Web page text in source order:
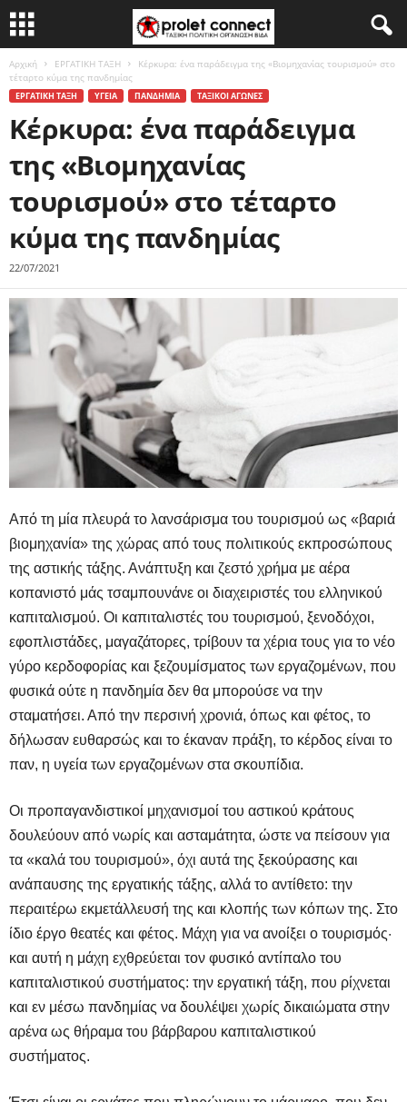
Αρχική ΕΡΓΑΤΙΚΗ ΤΑΞΗ
Κέρκυρα: ένα παράδειγμα της «Βιομηχανίας τουρισμού» στο
τέταρτο κύμα της πανδημίας
ΕΡΓΑΤΙΚΗ ΤΑΞΗ ΥΓΕΙΑ ΠΑΝΔΗΜΙΑ ΤΑΞΙΚΟΙ ΑΓΩΝΕΣ
Κέρκυρα: ένα παράδειγμα
της «Βιομηχανίας
τουρισμού» στο τέταρτο
κύμα της πανδημίας
22/07/2021
Από τη μία πλευρά το λανσάρισμα του τουρισμού ως «βαριά
βιομηχανία» της χώρας από τους πολιτικούς εκπροσώπους
της αστικής τάξης. Ανάπτυξη και ζεστό χρήμα με αέρα
κοπανιστό μάς τσαμπουνάνε οι διαχειριστές του ελληνικού
καπιταλισμού. Οι καπιταλιστές του τουρισμού, ξενοδόχοι,
εφοπλιστάδες, μαγαζάτορες, τρίβουν τα χέρια τους για το νέο
γύρο κερδοφορίας και ξεζουμίσματος των εργαζομένων, που
φυσικά ούτε η πανδημία δεν θα μπορούσε να την
σταματήσει. Από την περσινή χρονιά, όπως και φέτος, το
δήλωσαν ευθαρσώς και το έκαναν πράξη, το κέρδος είναι το
παν, η υγεία των εργαζομένων στα σκουπίδια.
Οι προπαγανδιστικοί μηχανισμοί του αστικού κράτους
δουλεύουν από νωρίς και ασταμάτητα, ώστε να πείσουν για
τα «καλά του τουρισμού», όχι αυτά της ξεκούρασης και
ανάπαυσης της εργατικής τάξης, αλλά το αντίθετο: την
περαιτέρω εκμετάλλευσή της και κλοπής των κόπων της. Στο
ίδιο έργο θεατές και φέτος. Μάχη για να ανοίξει ο τουρισμός·
και αυτή η μάχη εχθρεύεται τον φυσικό αντίπαλο του
καπιταλιστικού συστήματος: την εργατική τάξη, που ρίχνεται
και εν μέσω πανδημίας να δουλέψει χωρίς δικαιώματα στην
αρένα ως θήραμα του βάρβαρου καπιταλιστικού
συστήματος.